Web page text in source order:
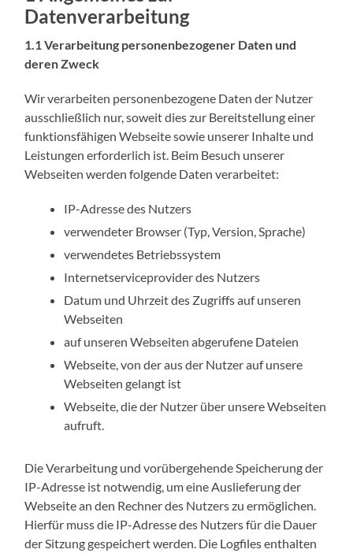
Datenverarbeitung
1.1 Verarbeitung personenbezogener Daten und
deren Zweck
Wir verarbeiten personenbezogene Daten der Nutzer
ausschließlich nur, soweit dies zur Bereitstellung einer
funktionsfähigen Webseite sowie unserer Inhalte und
Leistungen erforderlich ist. Beim Besuch unserer
Webseiten werden folgende Daten verarbeitet:
IP-Adresse des Nutzers
verwendeter Browser (Typ, Version, Sprache)
verwendetes Betriebssystem
Internetserviceprovider des Nutzers
Datum und Uhrzeit des Zugriffs auf unseren
Webseiten
auf unseren Webseiten abgerufene Dateien
Webseite, von der aus der Nutzer auf unsere
Webseiten gelangt ist
Webseite, die der Nutzer über unsere Webseiten
aufruft.
Die Verarbeitung und vorübergehende Speicherung der
IP-Adresse ist notwendig, um eine Auslieferung der
Webseite an den Rechner des Nutzers zu ermöglichen.
Hierfür muss die IP-Adresse des Nutzers für die Dauer
der Sitzung gespeichert werden. Die Logfiles enthalten